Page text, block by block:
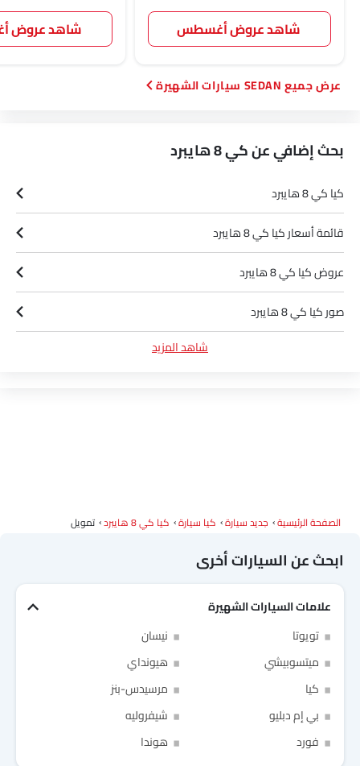
شاهد عروض أغسطس شاهد عروض
SEDAN سيارات الشهيرة
بحث إضافي عن كي 8 هايبرد
كيا كي 8 هايبرد
قائمة أسعار كيا كي 8 هايبرد
عروض كيا كي 8 هايبرد
صور كيا كي 8 هايبرد
شاهد المزيد
الصفحة الرئيسية جديد سيارة كيا سيارة كيا كي 8 هايبرد تمويل
ابحث عن السيارات أخرى
علامات السيارات الشهيرة
تويوتا
نيسان
ميتسوبيشي
هيونداي
كيا
مرسيدس-بنز
بي إم دبليو
شيفروليه
فورد
هوندا
Link Your Google Account